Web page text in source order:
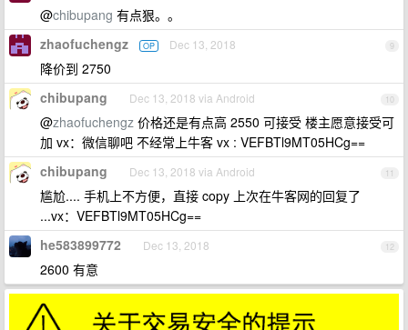
@chibupang 有点狠。。
9
zhaofuchengz OP Dec 13, 2018
降价到 2750
10
chibupang Dec 13, 2018 via Android
@zhaofuchengz 价格还是有点高 2550 可接受 楼主愿意接受可
加 vx：微信聊吧 不经常上牛客 vx : VEFBTl9MT05HCg==
11
chibupang Dec 13, 2018 via Android
尴尬.... 手机上不方便，直接 copy 上次在牛客网的回复了
...vx：VEFBTl9MT05HCg==
12
he583899772 Dec 13, 2018
2600 有意